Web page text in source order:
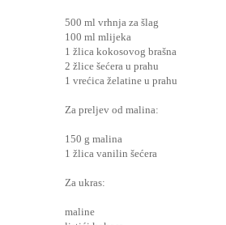
500 ml vrhnja za šlag
100 ml mlijeka
1 žlica kokosovog brašna
2 žlice šećera u prahu
1 vrećica želatine u prahu
Za preljev od malina:
150 g malina
1 žlica vanilin šećera
Za ukras:
maline